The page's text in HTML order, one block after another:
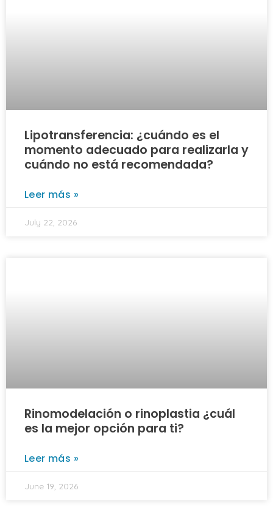
Lipotransferencia: ¿cuándo es el
momento adecuado para realizarla y
cuándo no está recomendada?
Leer más »
July 22, 2026
Rinomodelación o rinoplastia ¿cuál
es la mejor opción para ti?
Leer más »
June 19, 2026